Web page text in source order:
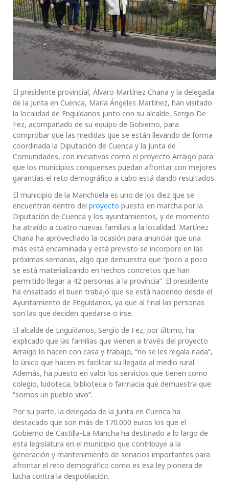
El presidente provincial, Álvaro Martínez Chana y la delegada
de la Junta en Cuenca, María Ángeles Martínez, han visitado
la localidad de Enguídanos junto con su alcalde, Sergio De
Fez, acompañado de su equipo de Gobierno, para
comprobar que las medidas que se están llevando de forma
coordinada la Diputación de Cuenca y la Junta de
Comunidades, con iniciativas como el proyecto Arraigo para
que los municipios conquenses puedan afrontar con mejores
garantías el reto demográfico a cabo está dando resultados.
El municipio de la Manchuela es uno de los diez que se
encuentran dentro del proyecto puesto en marcha por la
Diputación de Cuenca y los ayuntamientos, y de momento
ha atraído a cuatro nuevas familias a la localidad. Martínez
Chana ha aprovechado la ocasión para anunciar que una
más está encaminada y está previsto se incorpore en las
próximas semanas, algo que demuestra que “poco a poco
se está materializando en hechos concretos que han
permitido llegar a 42 personas a la provincia”. El presidente
ha ensalzado el buen trabajo que se está haciendo desde el
Ayuntamiento de Enguídanos, ya que al final las personas
son las que deciden quedarse o irse.
El alcalde de Enguídanos, Sergio de Fez, por último, ha
explicado que las familias que vienen a través del proyecto
Arraigo lo hacen con casa y trabajo, “no se les regala nada”,
lo único que hacen es facilitar su llegada al medio rural.
Además, ha puesto en valor los servicios que tienen como
colegio, ludoteca, biblioteca o farmacia que demuestra que
“somos un pueblo vivo”.
Por su parte, la delegada de la Junta en Cuenca ha
destacado que son más de 170.000 euros los que el
Gobierno de Castilla-La Mancha ha destinado a lo largo de
esta legislatura en el municipio que contribuye a la
generación y mantenimiento de servicios importantes para
afrontar el reto demográfico como es esa ley pionera de
lucha contra la despoblación.